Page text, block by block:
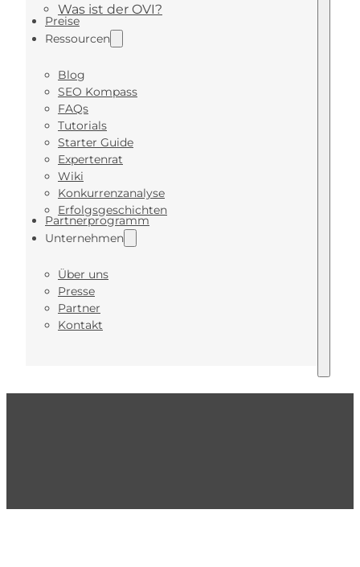
Was ist der OVI?
Preise
Ressourcen
Blog
SEO Kompass
FAQs
Tutorials
Starter Guide
Expertenrat
Wiki
Konkurrenzanalyse
Erfolgsgeschichten
Partnerprogramm
Unternehmen
Über uns
Presse
Partner
Kontakt